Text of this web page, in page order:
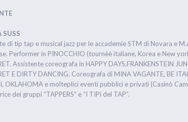
SUSS
di tip tap e musical jazz per le accademie STM di Novara e
Performer in PINOCCHIO (tournèè italiane, Korea e New
Assistente coreografa in HAPPY DAYS,FRANKENSTEIN
E DIRTY DANCING. Coreografa di MINA VAGANTE, BE
OKLAHOMA e molteplici eventi pubblici e privati (Casinò
dei gruppi “TAPPERS” e “I TIPi del TAP”.